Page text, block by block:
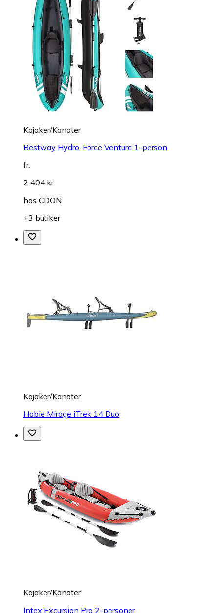
Kajaker/Kanoter
Bestway Hydro-Force Ventura 1-person
fr.
2 404 kr
hos CDON
+3 butiker
Kajaker/Kanoter
Hobie Mirage iTrek 14 Duo
Kajaker/Kanoter
Intex Excursion Pro 2-personer